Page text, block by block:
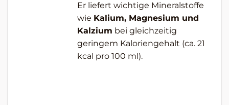
Er liefert wichtige Mineralstoffe
wie Kalium, Magnesium und
Kalzium bei gleichzeitig
geringem Kaloriengehalt (ca. 21
kcal pro 100 ml).